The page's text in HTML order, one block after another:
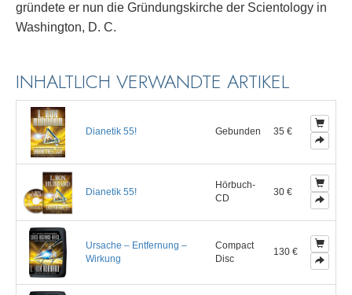
gründete er nun die Gründungskirche der Scientology in
Washington, D. C.
INHALTLICH VERWANDTE ARTIKEL
Dianetik 55! Gebunden 35 €
Dianetik 55!
Hörbuch-
CD
30 €
Ursache – Entfernung –
Wirkung
Compact
Disc
130 €